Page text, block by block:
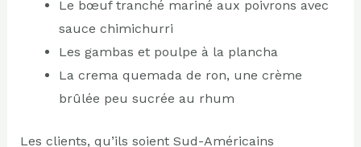
Le bœuf tranché mariné aux poivrons avec
sauce chimichurri
Les gambas et poulpe à la plancha
La crema quemada de ron, une crème
brûlée peu sucrée au rhum
Les clients, qu’ils soient Sud-Américains